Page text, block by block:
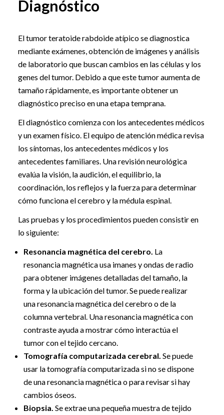
Diagnóstico
El tumor teratoide rabdoide atípico se diagnostica
mediante exámenes, obtención de imágenes y análisis
de laboratorio que buscan cambios en las células y los
genes del tumor. Debido a que este tumor aumenta de
tamaño rápidamente, es importante obtener un
diagnóstico preciso en una etapa temprana.
El diagnóstico comienza con los antecedentes médicos
y un examen físico. El equipo de atención médica revisa
los síntomas, los antecedentes médicos y los
antecedentes familiares. Una revisión neurológica
evalúa la visión, la audición, el equilibrio, la
coordinación, los reflejos y la fuerza para determinar
cómo funciona el cerebro y la médula espinal.
Las pruebas y los procedimientos pueden consistir en
lo siguiente:
Resonancia magnética del cerebro. La
resonancia magnética usa imanes y ondas de radio
para obtener imágenes detalladas del tamaño, la
forma y la ubicación del tumor. Se puede realizar
una resonancia magnética del cerebro o de la
columna vertebral. Una resonancia magnética con
contraste ayuda a mostrar cómo interactúa el
tumor con el tejido cercano.
Tomografía computarizada cerebral. Se puede
usar la tomografía computarizada si no se dispone
de una resonancia magnética o para revisar si hay
cambios óseos.
Biopsia. Se extrae una pequeña muestra de tejido